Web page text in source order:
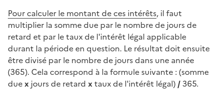
Pour calculer le montant de ces intérêts, il faut
multiplier la somme due par le nombre de jours de
retard et par le taux de l'intérêt légal applicable
durant la période en question. Le résultat doit ensuite
être divisé par le nombre de jours dans une année
(365). Cela correspond à la formule suivante : (somme
duex jours de retard xtaux de l'intérêt légal) / 365.